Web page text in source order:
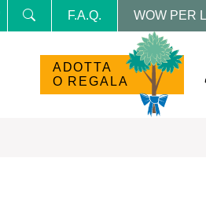
E PROMO RISERVATE
F.A.Q. WOW PER
ADOTTA
O REGALA